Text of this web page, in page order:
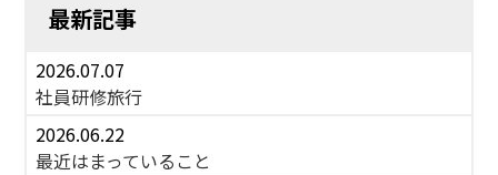
最新記事
2026.07.07
社員研修旅行
2026.06.22
最近はまっていること